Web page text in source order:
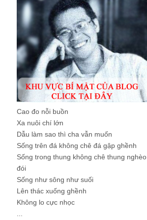
Cao đo nỗi buồn
Xa nuôi chí lớn
Dẫu làm sao thì cha vẫn muốn
Sống trên đá không chê đá gập ghềnh
Sống trong thung không chê thung nghèo
đói
Sống như sông như suối
Lên thác xuống ghềnh
Không lo cực nhọc